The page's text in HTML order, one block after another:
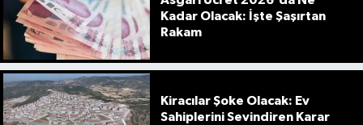
Kadar Olacak: İşte Şaşırtan
Rakam
Kiracılar Şoke Olacak: Ev
Sahiplerini Sevindiren Karar